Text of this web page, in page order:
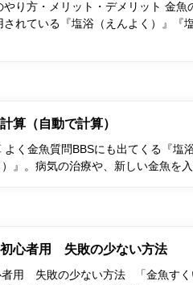
り方・メリット・デメリット 金魚
れている『塩浴（えんよく）』『
算（自動で計算）
く金魚質問BBSにも出てくる『塩
』。病気の治療や、新しい金魚を
心者用 失敗の少ない方法
用 失敗の少ない方法 「金魚すく